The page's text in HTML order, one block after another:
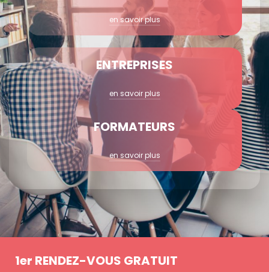
en savoir plus
ENTREPRISES
en savoir plus
FORMATEURS
en savoir plus
1er RENDEZ-VOUS GRATUIT